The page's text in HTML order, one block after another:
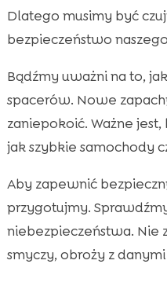
Dlatego musimy być
bezpieczeństwo
Bądźmy uważni na to,
spacerów. Nowe
zaniepokoić. Ważne
jak szybkie samochody
Aby zapewnić
przygotujmy.
niebezpieczeństwa. Nie
smyczy, obroży z